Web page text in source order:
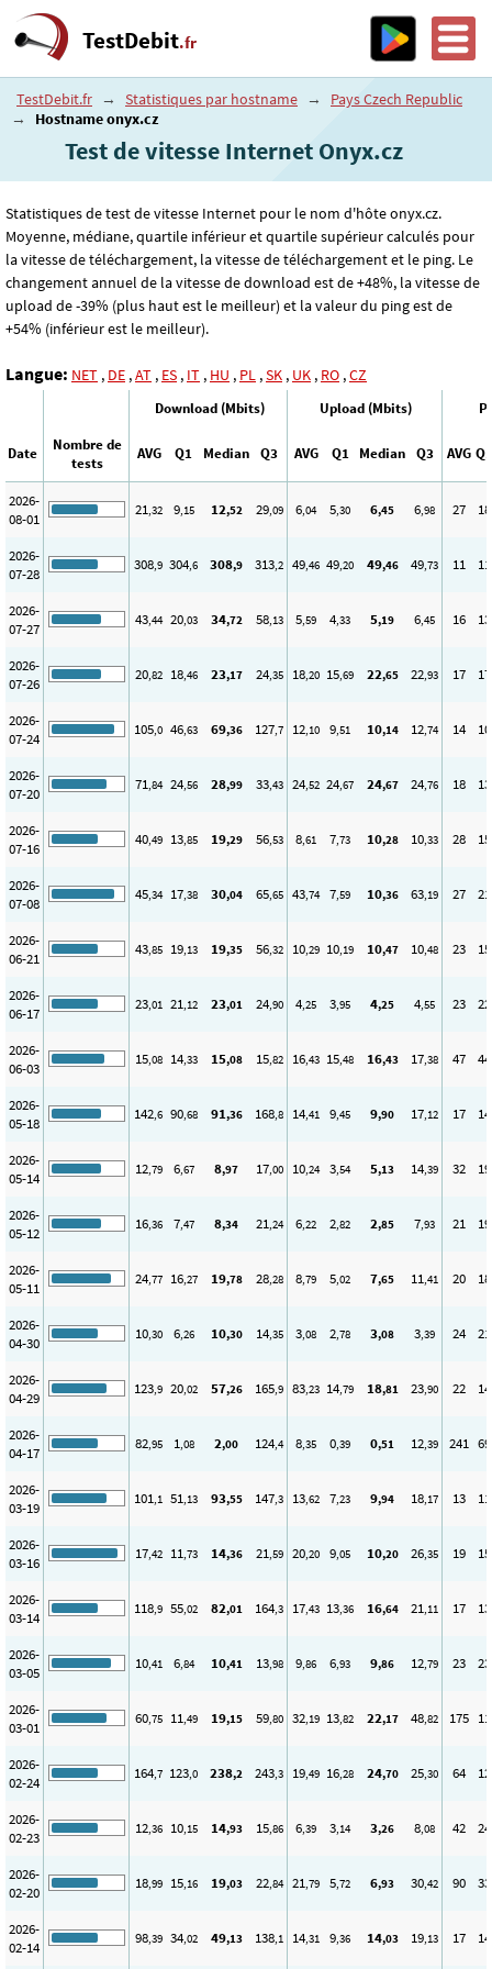
TestDebit.fr
TestDebit.fr → Statistiques par hostname →
Pays Czech Republic
→
Hostname onyx.cz
Test de vitesse Internet Onyx.cz
Statistiques de test de vitesse Internet pour le nom d'hôte onyx.cz.
Moyenne, médiane, quartile inférieur et quartile supérieur calculés pour
la vitesse de téléchargement, la vitesse de téléchargement et le ping. Le
changement annuel de la vitesse de download est de +48%, la vitesse de
upload de -39% (plus haut est le meilleur) et la valeur du ping est de
+54% (inférieur est le meilleur).
Langue: NET , DE ,AT , ES , IT , HU , PL ,SK , UK , RO ,CZ
Download (Mbits) Upload (Mbits)
Date
Nombre de
tests
AVG Q1 Median Q3 AVG Q1 Median Q3 AVG Q1
2026-
08-01
21,32 9,15 12,52 29,09 6,04 5,30 6,45 6,98 27 18
2026-
07-28
308,9 304,6 308,9 313,2 49,46 49,20 49,46 49,73 11 11
2026-
07-27
43,44 20,03 34,72 58,13 5,59 4,33 5,19 6,45 16 13
2026-
07-26
20,82 18,46 23,17 24,35 18,20 15,69 22,65 22,93 17 17
2026-
07-24
105,0 46,63 69,36 127,7 12,10 9,51 10,14 12,74 14 10
2026-
07-20
71,84 24,56 28,99 33,43 24,52 24,67 24,67 24,76 18 13
2026-
07-16
40,49 13,85 19,29 56,53 8,61 7,73 10,28 10,33 28 15
2026-
07-08
45,34 17,38 30,04 65,65 43,74 7,59 10,36 63,19 27 21
2026-
06-21
43,85 19,13 19,35 56,32 10,29 10,19 10,47 10,48 23 15
2026-
06-17
23,01 21,12 23,01 24,90 4,25 3,95 4,25 4,55 23 22
2026-
06-03
15,08 14,33 15,08 15,82 16,43 15,48 16,43 17,38 47 44
2026-
05-18
142,6 90,68 91,36 168,8 14,41 9,45 9,90 17,12 17 14
2026-
05-14
12,79 6,67 8,97 17,00 10,24 3,54 5,13 14,39 32 19
2026-
05-12
16,36 7,47 8,34 21,24 6,22 2,82 2,85 7,93 21 19
2026-
05-11
24,77 16,27 19,78 28,28 8,79 5,02 7,65 11,41 20 18
2026-
04-30
10,30 6,26 10,30 14,35 3,08 2,78 3,08 3,39 24 21
2026-
04-29
123,9 20,02 57,26 165,9 83,23 14,79 18,81 23,90 22 14
2026-
04-17
82,95 1,08 2,00 124,4 8,35 0,39 0,51 12,39 241 69
2026-
03-19
101,1 51,13 93,55 147,3 13,62 7,23 9,94 18,17 13 11
2026-
03-16
17,42 11,73 14,36 21,59 20,20 9,05 10,20 26,35 19 15
2026-
03-14
118,9 55,02 82,01 164,3 17,43 13,36 16,64 21,11 17 13
2026-
03-05
10,41 6,84 10,41 13,98 9,86 6,93 9,86 12,79 23 23
2026-
03-01
60,75 11,49 19,15 59,80 32,19 13,82 22,17 48,82 175 11
2026-
02-24
164,7 123,0 238,2 243,3 19,49 16,28 24,70 25,30 64 12
2026-
02-23
12,36 10,15 14,93 15,86 6,39 3,14 3,26 8,08 42 24
2026-
02-20
18,99 15,16 19,03 22,84 21,79 5,72 6,93 30,42 90 33
2026-
02-14
98,39 34,02 49,13 138,1 14,31 9,36 14,03 19,13 17 14